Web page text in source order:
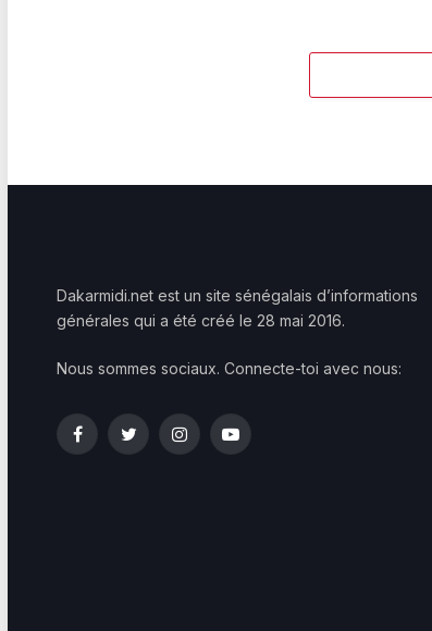
Dakarmidi.net est un site sénégalais d’informations
générales qui a été créé le 28 mai 2016.
Nous sommes sociaux. Connecte-toi avec nous:
FacebookTwitterInstagramYouTube